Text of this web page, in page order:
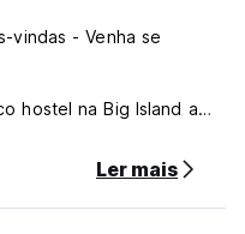
vindas - Venha se
hostel na Big Island a
equipe dedicada de
para compartilhar com
que o Havaí tem a
convenientemente
Ler mais